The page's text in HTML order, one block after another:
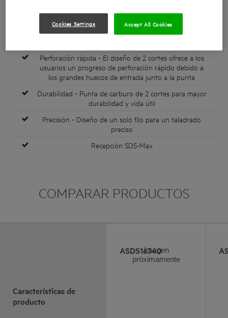
Perforación rápida - El diseño de 2 cortes ofrece a los
usuarios un progreso de perforación rápido debido a
los grandes huecos de entrada junto a la punta
Durabilidad - Punta de carburo de 2 cortes para mayor
durabilidad y vida útil
Precisión - Diseño de un solo filo para un taladrado
preciso
Recepción SDS-Max
COMPARAR PRODUCTOS
Características de
producto
Imagen
próximamente
ASDS16340
Cookies Settings Accept All Cookies